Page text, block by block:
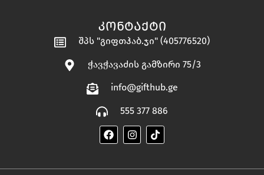
ᲙᲝᲜᲢᲐᲥᲢᲘ
შპს "გიფთჰაბ.ჯი" (405776520)
ჭავჭავაძის გამზირი 75/3
info@gifthub.ge
555 377 886